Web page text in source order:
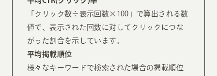
「クリック数÷表示回数×100」で算出される数
値で、表示された回数に対してクリックにつな
がった割合を示しています。
平均掲載順位
様々なキーワードで検索された場合の掲載順位